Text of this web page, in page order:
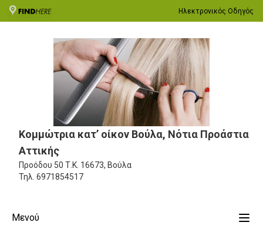
Ηλεκτρονικός Οδηγός
Κομμώτρια κατ’ οίκον Βούλα, Νότια Προάστια
Αττικής
Προόδου 50 Τ.Κ. 16673, Βούλα
Τηλ. 6971854517
Μενού